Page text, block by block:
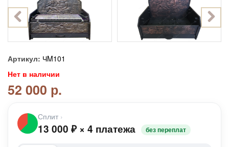
Артикул: ЧM101
Нет в наличии
52 000 р.
Сплит ›
13 000 ₽ × 4 платежа без переплат